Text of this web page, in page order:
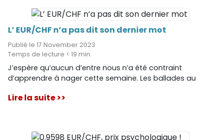
L’ EUR/CHF n’a pas dit son dernier mot
Publié le 17 November 2023
Temps de lecture < 19 min.
J’espère qu’aucun d’entre nous n’a été contraint
d’apprendre à nager cette semaine. Les ballades au
de l’EUR/CHF vers la parité.
Lire la suite >>